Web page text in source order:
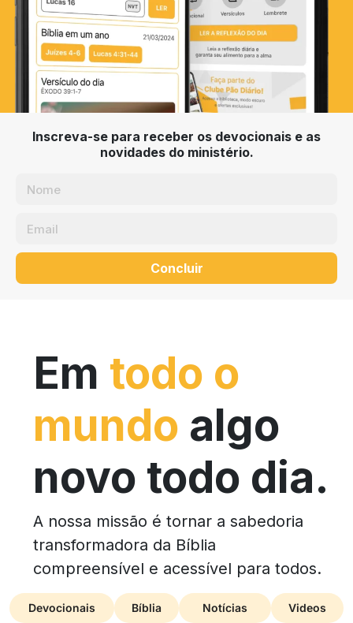
Inscreva-se para receber os devocionais e as
novidades do ministério.
Concluir
Em todo o
mundo algo
novo todo dia.
A nossa missão é tornar a sabedoria
transformadora da Bíblia
compreensível e acessível para todos.
Devocionais Bíblia Notícias Videos